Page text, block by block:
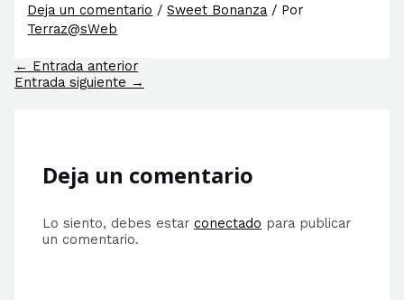
Deja un comentario /Sweet Bonanza / Por
Terraz@sWeb
Navegación
de
← Entrada anterior
Entrada siguiente →
Deja un comentario
Lo siento, debes estarconectado para publicar
un comentario.